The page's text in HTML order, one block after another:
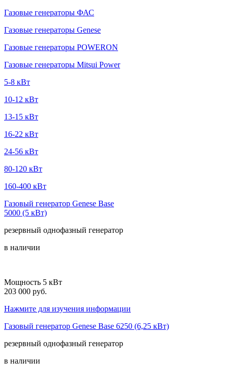
Газовые генераторы ФАС
Газовые генераторы Genese
Газовые генераторы POWERON
Газовые генераторы Mitsui Power
5-8 кВт
10-12 кВт
13-15 кВт
16-22 кВт
24-56 кВт
80-120 кВт
160-400 кВт
Газовый генератор Genese Base
5000 (5 кВт)
резервный однофазный генератор
в наличии
Мощность 5 кВт
203 000 руб.
Нажмите для изучения информации
Газовый генератор Genese Base 6250 (6,25 кВт)
резервный однофазный генератор
в наличии